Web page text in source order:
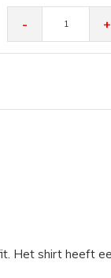
- +
Het shirt heeft